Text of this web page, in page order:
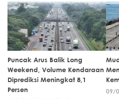
Puncak Arus Balik Long
Weekend, Volume Kendaraan
Diprediksi Meningkat 8,1
Persen
09/